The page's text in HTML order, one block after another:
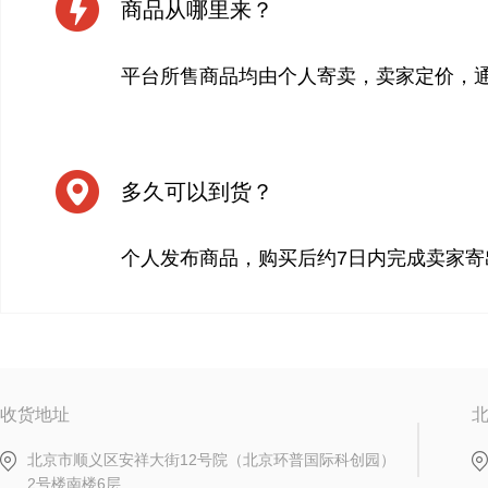
商品从哪里来？
平台所售商品均由个人寄卖，卖家定价，
多久可以到货？
个人发布商品，购买后约7日内完成卖家
收货地址
北京市顺义区安祥大街12号院（北京环普国际科创园）
2号楼南楼6层